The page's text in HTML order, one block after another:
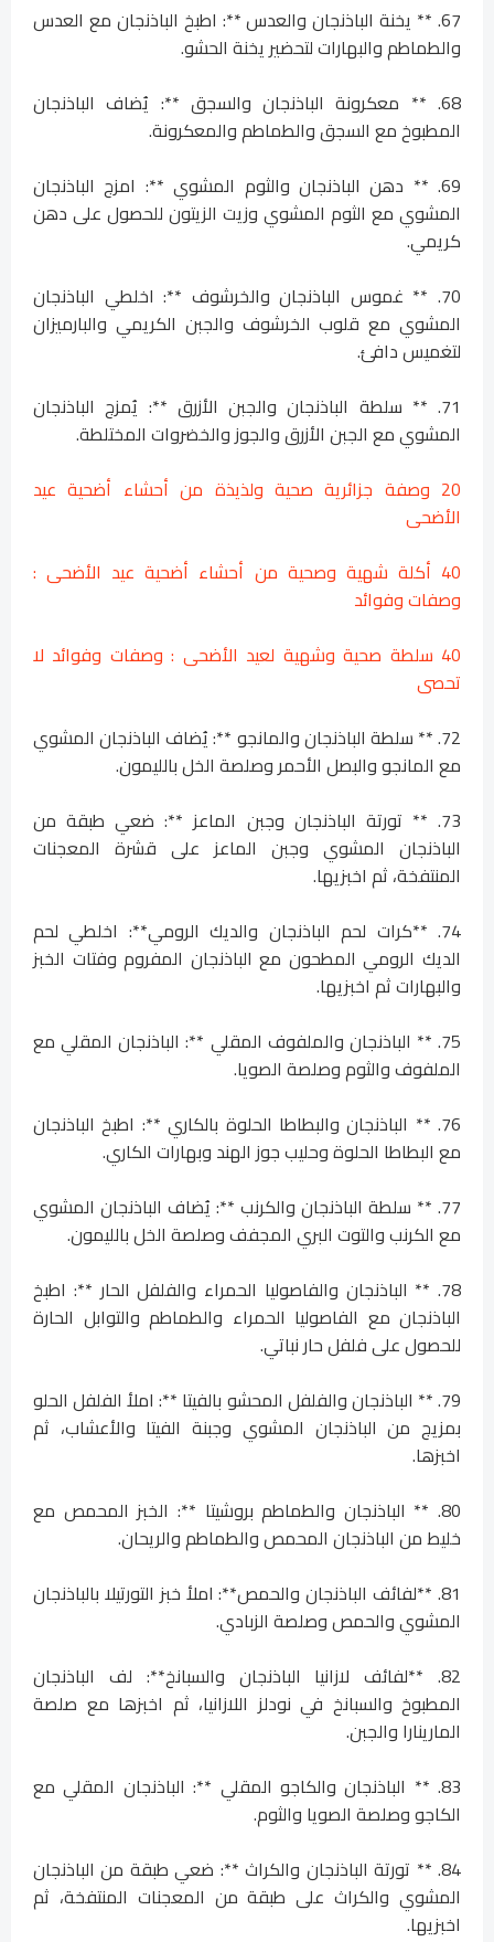
67. ** يخنة الباذنجان والعدس **: اطبخ الباذنجان مع العدس
والطماطم والبهارات لتحضير يخنة الحشو.
68. ** معكرونة الباذنجان والسجق **: يُضاف الباذنجان
المطبوخ مع السجق والطماطم والمعكرونة.
69. ** دهن الباذنجان والثوم المشوي **: امزج الباذنجان
المشوي مع الثوم المشوي وزيت الزيتون للحصول على دهن
كريمي.
70. ** غموس الباذنجان والخرشوف **: اخلطي الباذنجان
المشوي مع قلوب الخرشوف والجبن الكريمي والبارميزان
لتغميس دافئ.
71. ** سلطة الباذنجان والجبن الأزرق **: يُمزج الباذنجان
المشوي مع الجبن الأزرق والجوز والخضروات المختلطة.
20 وصفة جزائرية صحية ولذيذة من أحشاء أضحية عيد
الأضحى
40 أكلة شهية وصحية من أحشاء أضحية عيد الأضحى :
وصفات وفوائد
40 سلطة صحية وشهية لعيد الأضحى : وصفات وفوائد لا
تحصى
72. ** سلطة الباذنجان والمانجو **: يُضاف الباذنجان المشوي
مع المانجو والبصل الأحمر وصلصة الخل بالليمون.
73. ** تورتة الباذنجان وجبن الماعز **: ضعي طبقة من
الباذنجان المشوي وجبن الماعز على قشرة المعجنات
المنتفخة، ثم اخبزيها.
74. **كرات لحم الباذنجان والديك الرومي**: اخلطي لحم
الديك الرومي المطحون مع الباذنجان المفروم وفتات الخبز
والبهارات ثم اخبزيها.
75. ** الباذنجان والملفوف المقلي **: الباذنجان المقلي مع
الملفوف والثوم وصلصة الصويا.
76. ** الباذنجان والبطاطا الحلوة بالكاري **: اطبخ الباذنجان
مع البطاطا الحلوة وحليب جوز الهند وبهارات الكاري.
77. ** سلطة الباذنجان والكرنب **: يُضاف الباذنجان المشوي
مع الكرنب والتوت البري المجفف وصلصة الخل بالليمون.
78. ** الباذنجان والفاصوليا الحمراء والفلفل الحار **: اطبخ
الباذنجان مع الفاصوليا الحمراء والطماطم والتوابل الحارة
للحصول على فلفل حار نباتي.
79. ** الباذنجان والفلفل المحشو بالفيتا **: املأ الفلفل الحلو
بمزيج من الباذنجان المشوي وجبنة الفيتا والأعشاب، ثم
اخبزها.
80. ** الباذنجان والطماطم بروشيتا **: الخبز المحمص مع
خليط من الباذنجان المحمص والطماطم والريحان.
81. **لفائف الباذنجان والحمص**: املأ خبز التورتيلا بالباذنجان
المشوي والحمص وصلصة الزبادي.
82. **لفائف لازانيا الباذنجان والسبانخ**: لف الباذنجان
المطبوخ والسبانخ في نودلز اللازانيا، ثم اخبزها مع صلصة
المارينارا والجبن.
83. ** الباذنجان والكاجو المقلي **: الباذنجان المقلي مع
الكاجو وصلصة الصويا والثوم.
84. ** تورتة الباذنجان والكراث **: ضعي طبقة من الباذنجان
المشوي والكراث على طبقة من المعجنات المنتفخة، ثم
اخبزيها.